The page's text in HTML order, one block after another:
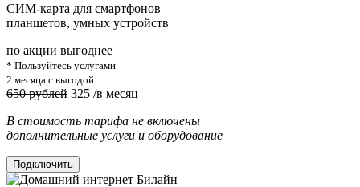
СИМ-карта для смартфонов
планшетов, умных устройств
по акции выгоднее
* Пользуйтесь услугами
2 месяца с выгодой
650 рублей 325 /в месяц
В стоимость тарифа не включены
дополнительные услуги и оборудование
Подключить